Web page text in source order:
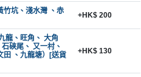
竹坑、淺水灣 、赤
+HK$ 200
龍、旺角、 大角
硤尾、 又一村、
田 、九龍塘）[送貨
+HK$ 130